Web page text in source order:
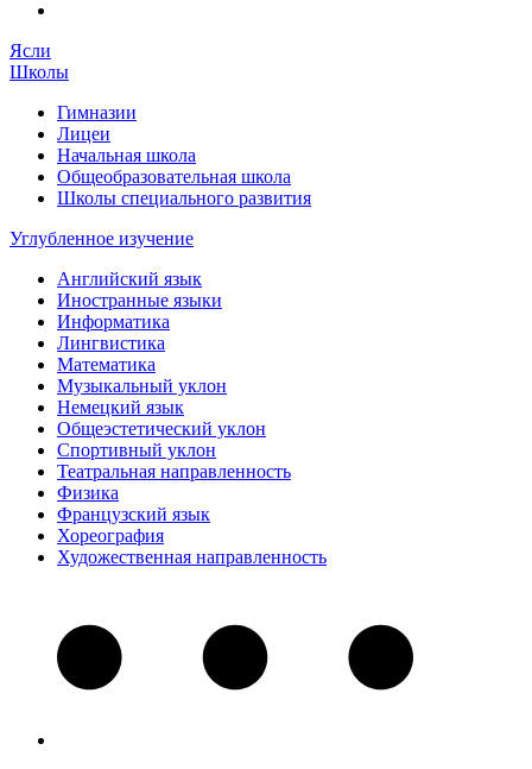
Ясли
Школы
Гимназии
Лицеи
Начальная школа
Общеобразовательная школа
Школы специального развития
Углубленное изучение
Английский язык
Иностранные языки
Информатика
Лингвистика
Математика
Музыкальный уклон
Немецкий язык
Общеэстетический уклон
Спортивный уклон
Театральная направленность
Физика
Французский язык
Хореография
Художественная направленность